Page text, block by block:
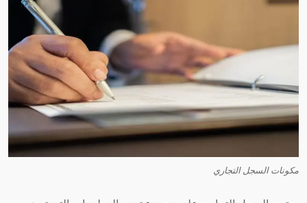
مكونات السجل التجاري